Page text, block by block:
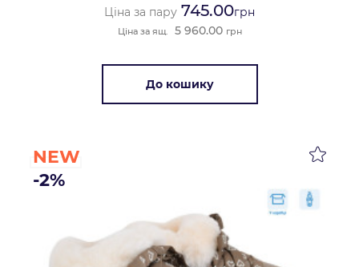
Ціна за пару 745.00грн
Ціна за ящ. 5 960.00 грн
До кошику
NEW
-2%